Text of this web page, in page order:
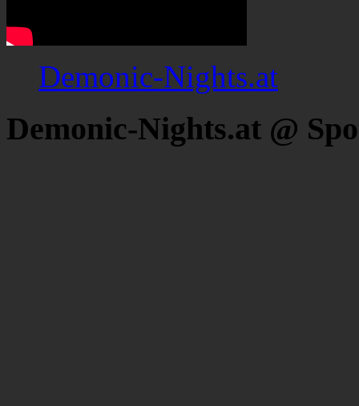
Demonic-Nights.at
Demonic-Nights.at @